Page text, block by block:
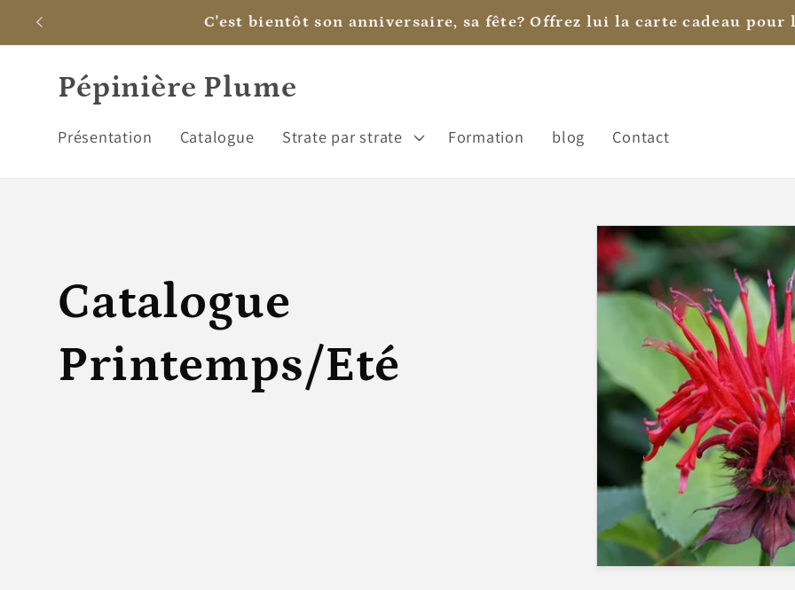
passer
au
C'est bientôt son anniversaire, sa fête? Offrez lui la carte cadeau
Pépinière Plume
Présentation Catalogue Strate par strate Formation blog Contact
C
o
Catalogue
Printemps/Eté